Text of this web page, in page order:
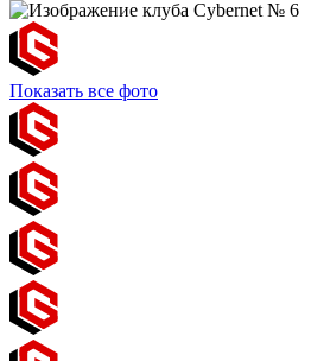
Показать все фото